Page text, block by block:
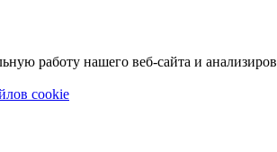
работу нашего веб-сайта и
cookie